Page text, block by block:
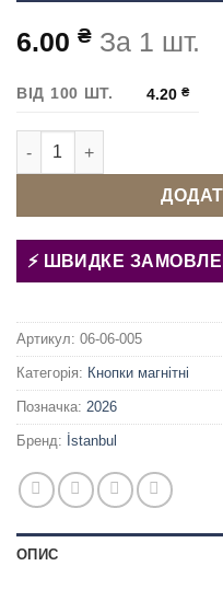
6.00 ₴ За 1 шт.
ВІД 100 ШТ. 4.20₴
Кнопка магнітна 18 мм
ШВИДКЕ
Артикул: 06-06-005
Категорія: Кнопки магнітні
Позначка: 2026
Бренд: İstanbul
ОПИС